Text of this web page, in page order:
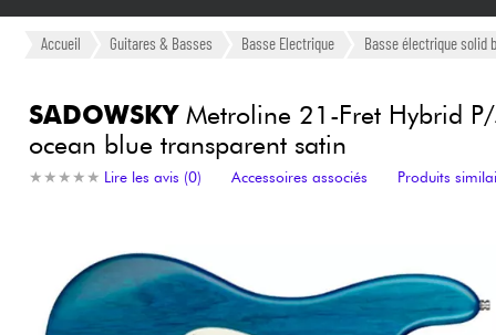
Guitares & Basses
Synthés & Sampleurs
Micros & HF
Violons & Quatuor
Accueil Guitares & Basses Basse Electrique Basse électrique solid
SADOWSKYMetroline 21-Fret Hybrid P/
ocean blue transparent satin
★ ★ ★ ★ ★
★ ★ ★ ★ ★ Lire les avis (0) Accessoires associés Produits